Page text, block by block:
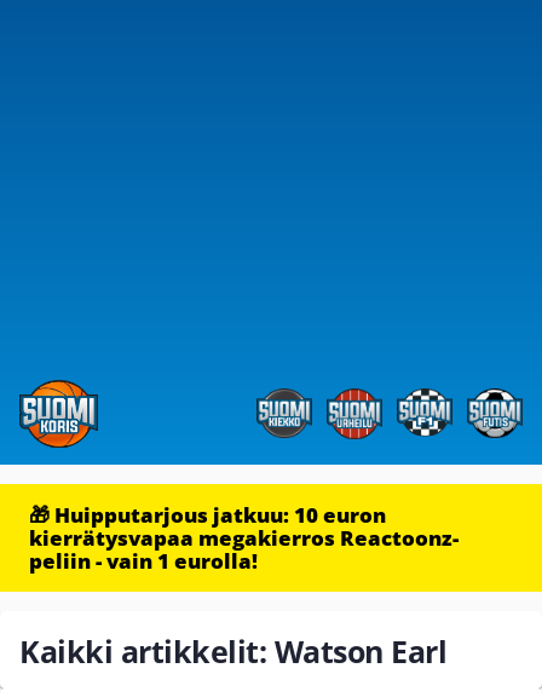
🎁 Huipputarjous jatkuu: 10 euron
kierrätysvapaa megakierros Reactoonz-
peliin - vain 1 eurolla!
Kaikki artikkelit: Watson Earl